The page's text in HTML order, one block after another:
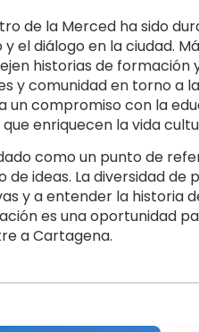
de la Merced ha sido
el diálogo en la ciudad.
historias de
y comunidad en torno a
compromiso con la
enriquecen la vida
como un punto de
ideas. La diversidad de
y a entender la historia
es una oportunidad
a Cartagena.